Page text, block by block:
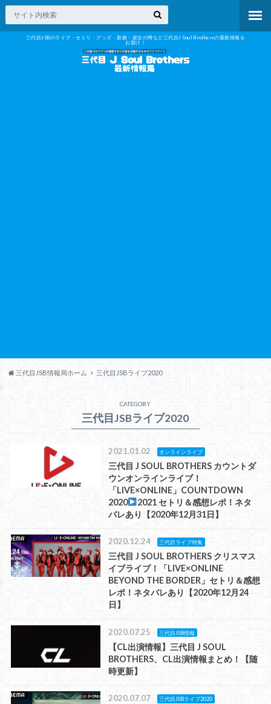
三代目JSBのライブ・セトリ・グッズ・新曲・彼女の噂など三代目J Soul Brothersの最新情報を
お届け！
三代目JSB情報局ホーム 三代目JSBライブ2020
CATEGORY
三代目JSBライブ2020
2021.01.02 オンラインライブ
三代目 J SOUL BROTHERS カウントダ
ウンオンラインライブ！
「LIVE×ONLINE」COUNTDOWN
2020
2021 セトリ＆感想レポ！ネタ
バレあり【2020年12月31日】
2020.12.24 三代目ライブ特集
三代目 J SOUL BROTHERS クリスマス
イブライブ！「LIVE×ONLINE
BEYOND THE BORDER」セトリ＆感想
レポ！ネタバレあり【2020年12月24
日】
2020.07.25 三代目JSB情報
【CL出演情報】三代目 J SOUL
BROTHERS、CL出演情報まとめ！【随
時更新】
2020.07.07 三代目JSBライブ2020